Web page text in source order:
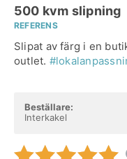
500 kvm slipning
REFERENS
Slipat av färg i en
outlet.
Beställare:
Interkakel